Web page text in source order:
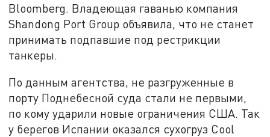
Bloomberg. Владеющая гаванью компания
Shandong Port Group объявила, что не станет
принимать подпавшие под рестрикции
танкеры.
По данным агентства, не разгруженные в
порту Поднебесной суда стали не первыми,
по кому ударили новые ограничения США. Так
у берегов Испании оказался сухогруз Cool